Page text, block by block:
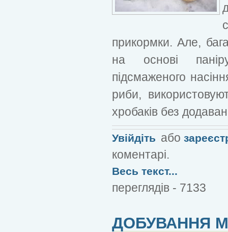
прикормки. Але,
на основі
підсмаженого
риби,
хробаків без
Увійдіть або
коментарі.
Весь текст...
переглядів - 7133
ДОБУВАННЯ